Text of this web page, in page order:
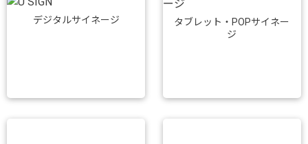
デジタルサイネージ
タブレット・POPサイネー
ジ